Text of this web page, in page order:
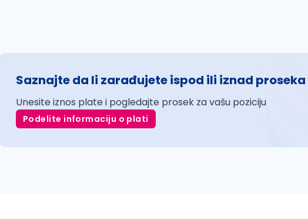
Saznajte da li zarađujete ispod ili iznad proseka
Unesite iznos plate i pogledajte prosek za vašu poziciju
Podelite informaciju o plati